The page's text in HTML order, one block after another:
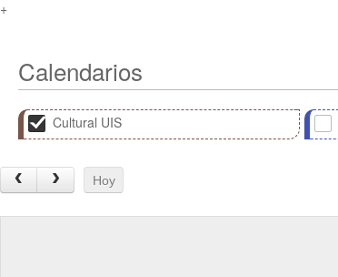
+
Calendarios
Cultural UIS
Hoy